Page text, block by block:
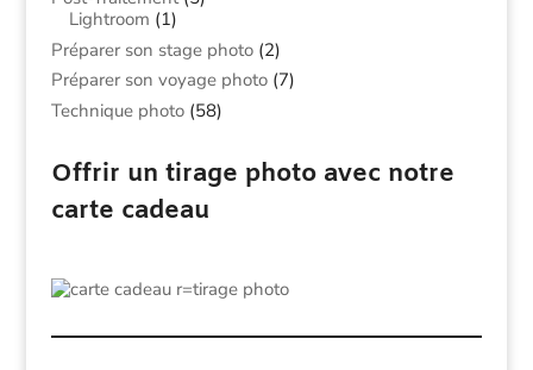
Lightroom (1)
Préparer son stage photo(2)
Préparer son voyage photo(7)
Technique photo(58)
Offrir un tirage photo avec notre
carte cadeau